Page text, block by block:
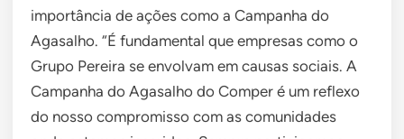
importância de ações como a Campanha do
Agasalho. “É fundamental que empresas como o
Grupo Pereira se envolvam em causas sociais. A
Campanha do Agasalho do Comper é um reflexo
do nosso compromisso com as comunidades